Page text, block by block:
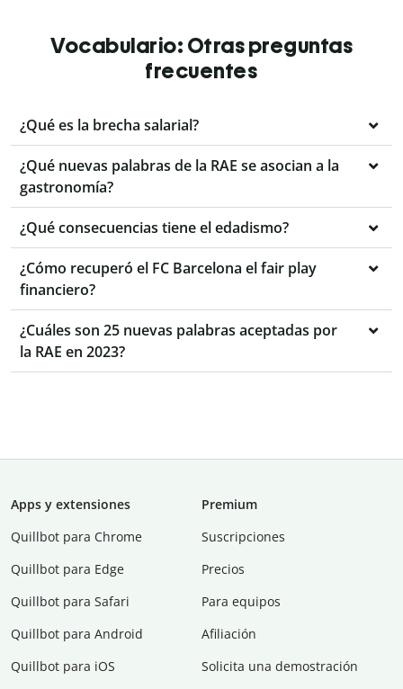
Vocabulario: Otras preguntas
frecuentes
¿Qué es la brecha salarial?
¿Qué nuevas palabras de la RAE se asocian a la
gastronomía?
¿Qué consecuencias tiene el edadismo?
¿Cómo recuperó el FC Barcelona el fair play
financiero?
¿Cuáles son 25 nuevas palabras aceptadas por
la RAE en 2023?
Apps y extensiones
Quillbot para Chrome
Quillbot para Edge
Quillbot para Safari
Quillbot para Android
Quillbot para iOS
Premium
Suscripciones
Precios
Para equipos
Afiliación
Solicita una demostración